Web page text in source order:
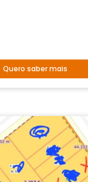
Quero saber mais